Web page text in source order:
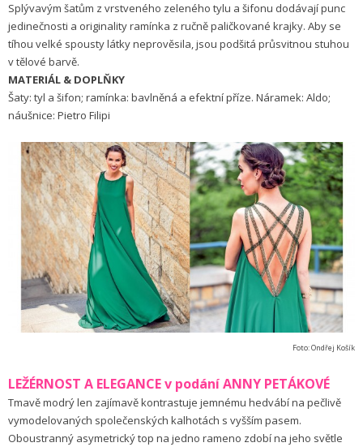
Splývavým šatům z vrstveného zeleného tylu a šifonu dodávají punc
jedinečnosti a originality ramínka z ručně paličkované krajky. Aby se
tíhou velké spousty látky neprověsila, jsou podšitá průsvitnou stuhou
v tělové barvě.
MATERIÁL & DOPLŇKY
Šaty: tyl a šifon; ramínka: bavlněná a efektní příze. Náramek: Aldo;
náušnice: Pietro Filipi
Foto: Ondřej Košík
LEŽÉRNOST A ELEGANCE v podání ANNY PETÁKOVÉ
Tmavě modrý len zajímavě kontrastuje jemnému hedvábí na pečlivě
vymodelovaných společenských kalhotách s vyšším pasem.
Oboustranný asymetrický top na jedno rameno zdobí na jeho světle